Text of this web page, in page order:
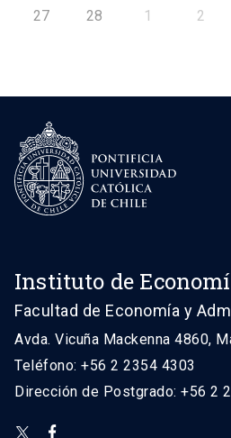
27 28 1 2
Instituto de
Facultad de Economía y
Avda. Vicuña Mackenna 4860,
Teléfono: +56 2 2354 4303
Dirección de Postgrado: +56 2